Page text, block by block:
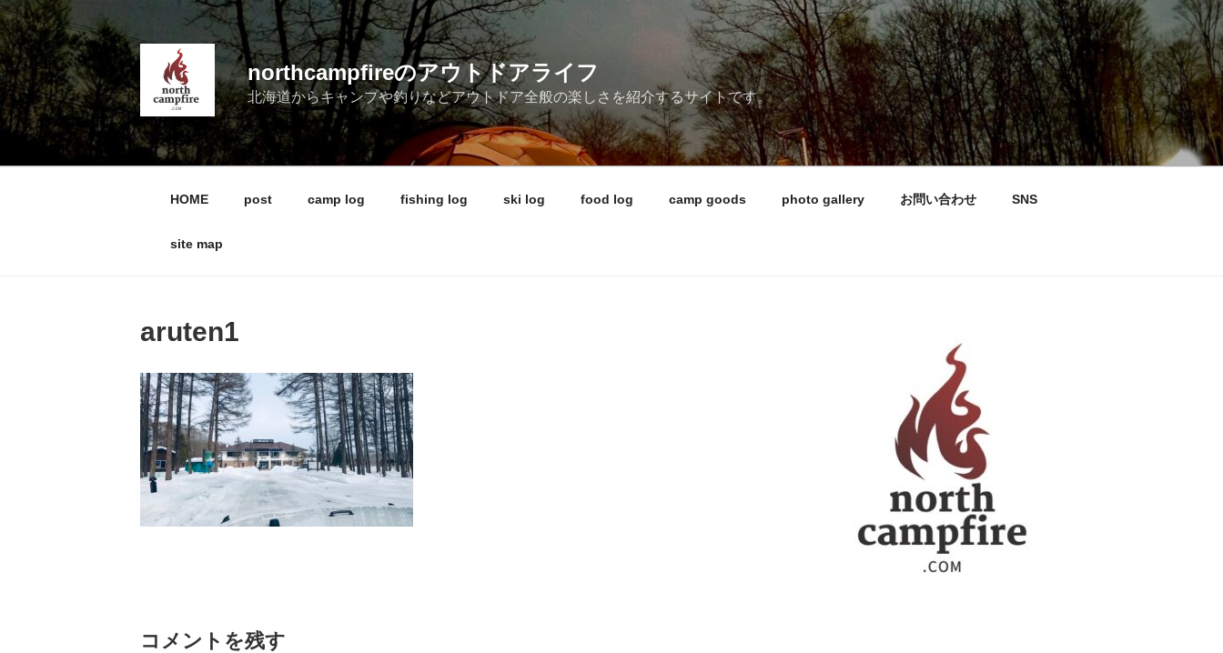
コ
ン
テ
ン
ツ
へ
キ
northcampfireのアウトドアライフ
北海道からキャンプや釣りなどアウトドア全般の楽しさを紹介するサイトです。
HOME post camp log fishing log ski log food log camp goods photo gallery お問い合わせ SNS
site map
aruten1
コメントを残す